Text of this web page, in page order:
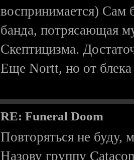
воспринимается)
банда, потрясающая
Скептицизма.
Еще Nortt, но от
RE: Funeral Doom
Повторяться не буду,
Назову группу